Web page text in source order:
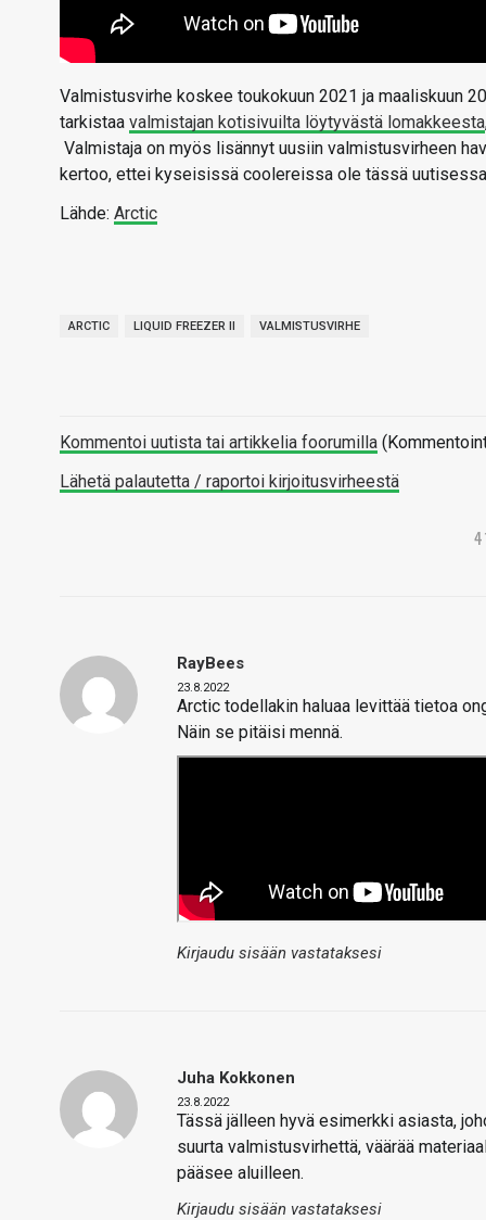
Valmistusvirhe koskee toukokuun 2021 ja maaliskuun
tarkistaa valmistajan kotisivuilta löytyvästä lomakkeesta
Valmistaja on myös lisännyt uusiin valmistusvirheen
kertoo, ettei kyseisissä coolereissa ole tässä
Lähde: Arctic
ARCTIC LIQUID FREEZER II VALMISTUSVIRHE
Kommentoi uutista tai artikkelia foorumilla
Lähetä palautetta / raportoi kirjoitusvirheestä
RayBees
23.8.2022
Arctic todellakin haluaa levittää tietoa
Näin se pitäisi mennä.
Kirjaudu sisään vastataksesi
Juha Kokkonen
23.8.2022
Tässä jälleen hyvä esimerkki asiasta,
suurta valmistusvirhettä, väärää
pääsee aluilleen.
Kirjaudu sisään vastataksesi